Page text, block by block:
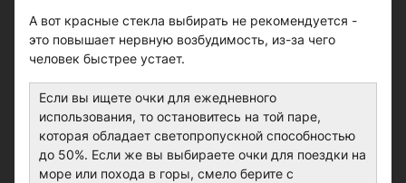
А вот красные стекла выбирать не рекомендуется -
это повышает нервную возбудимость, из-за чего
человек быстрее устает.
Если вы ищете очки для ежедневного
использования, то остановитесь на той паре,
которая обладает светопропускной способностью
до 50%. Если же вы выбираете очки для поездки на
море или похода в горы, смело берите с